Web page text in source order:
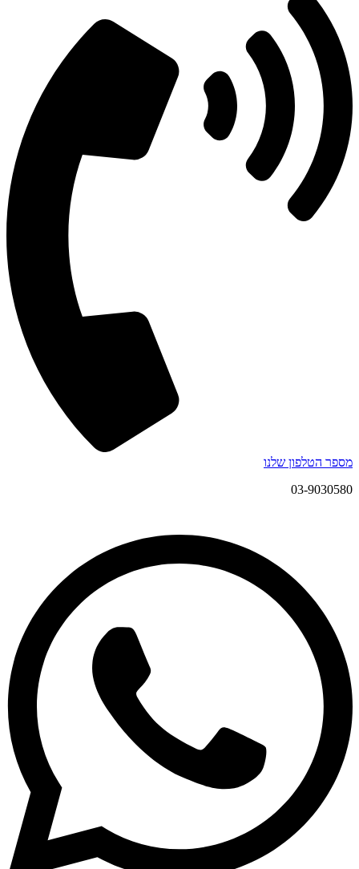
דיליה לגבי עורבים שיבואו, מאחר כי דרך העורבים לבוא על הדם, ולכן
דם מוגדר כ"גירי דיליה" מאחר כי הדם מזמן עורבים להגיע אף ממקום
רחוק, ולא מוגדר כהכנת מקום בלבד כמו סולם לגבי שובך חבירו או
סורגים כבשאלתנו.
כך גם ביאר ב"פתחי חושן" (נזיקין ח"ו, פרק י"ג הערה ל'), שדווקא כאשר
האדם ממציא דבר שגורם להגעת המזיקים באופן ישיר (כגון דם לעורבים)
מאחר כי בדם הוי כקורא לעורבים שיבואו כי דם הוא דבר שדרך עורבים
לבוא אליו, הרי הוא בכלל "גירי דיליה". אולם, התקנת סורגים שמוגדרת
"כהכנת מקום בעלמא" שיתכן שיבואו לשם הציפורים, אף אם בפועל
נמשכות לשם ציפורים, אין זו נחשבת לגרימת נזק ישירה, ועל כן אין לחייבו
בהסרת הסורגים.
מספר הטלפון שלנו
03-9030580